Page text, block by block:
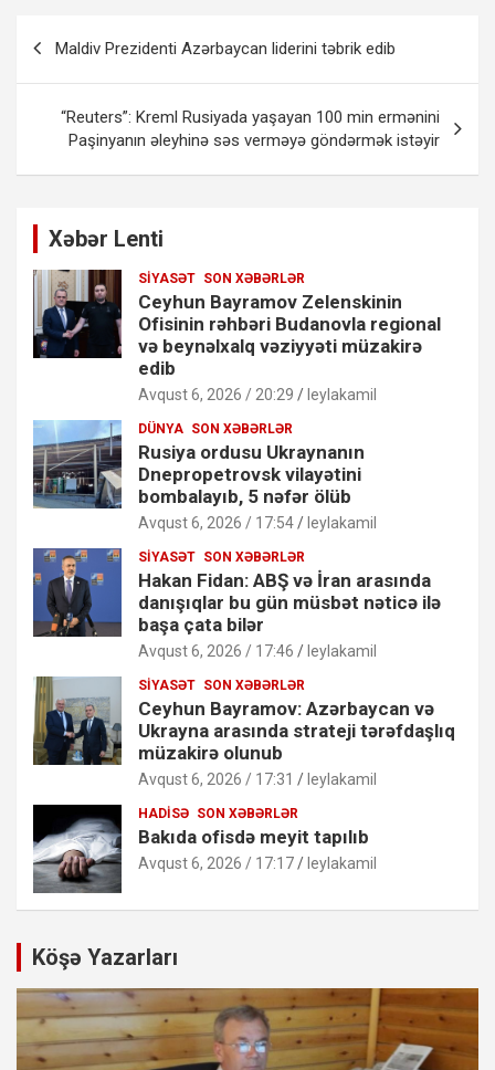
Maldiv Prezidenti Azərbaycan liderini təbrik edib
“Reuters”: Kreml Rusiyada yaşayan 100 min ermənini
Paşinyanın əleyhinə səs verməyə göndərmək istəyir
Xəbər Lenti
SIYASƏT SON XƏBƏRLƏR
Ceyhun Bayramov Zelenskinin
Ofisinin rəhbəri Budanovla regional
və beynəlxalq vəziyyəti müzakirə
edib
Avqust 6, 2026 / 20:29 leylakamil
DÜNYA SON XƏBƏRLƏR
Rusiya ordusu Ukraynanın
Dnepropetrovsk vilayətini
bombalayıb, 5 nəfər ölüb
Avqust 6, 2026 / 17:54 leylakamil
SIYASƏT SON XƏBƏRLƏR
Hakan Fidan: ABŞ və İran arasında
danışıqlar bu gün müsbət nəticə ilə
başa çata bilər
Avqust 6, 2026 / 17:46 leylakamil
SIYASƏT SON XƏBƏRLƏR
Ceyhun Bayramov: Azərbaycan və
Ukrayna arasında strateji tərəfdaşlıq
müzakirə olunub
Avqust 6, 2026 / 17:31 leylakamil
HADISƏ SON XƏBƏRLƏR
Bakıda ofisdə meyit tapılıb
Avqust 6, 2026 / 17:17 leylakamil
Köşə Yazarları